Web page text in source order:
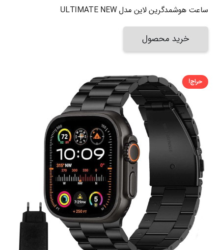
ساعت هوشمدگرین لاین مدل ULTIMATE NEW
خرید محصول
حراج!